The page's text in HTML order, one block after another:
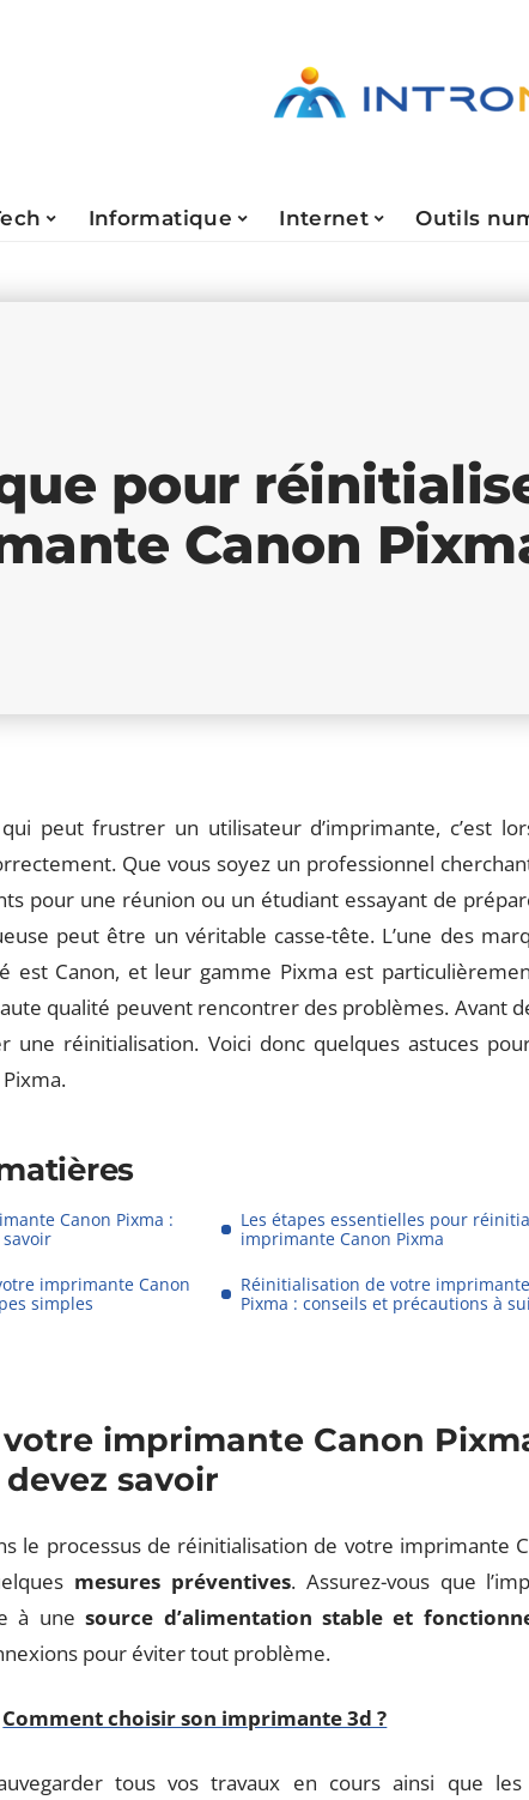
Informatique Internet Outils
pour
Canon
peut frustrer un utilisateur d’imprimante, c’est
Que vous soyez un professionnel
pour une réunion ou un étudiant essayant de
peut être un véritable casse-tête. L’une des
est Canon, et leur gamme Pixma est
qualité peuvent rencontrer des problèmes. Avant
réinitialisation. Voici donc quelques astuces
Canon Pixma :
Les étapes essentielles pour
imprimante Canon Pixma
imprimante Canon
simples
Réinitialisation de votre
Pixma : conseils et précautions à
imprimante Canon
savoir
le processus de réinitialisation de votre imprimante
mesures préventives. Assurez-vous que
à unesource d’alimentation stable et
pour éviter tout problème.
Comment choisir son imprimante 3d ?
tous vos travaux en cours ainsi que les